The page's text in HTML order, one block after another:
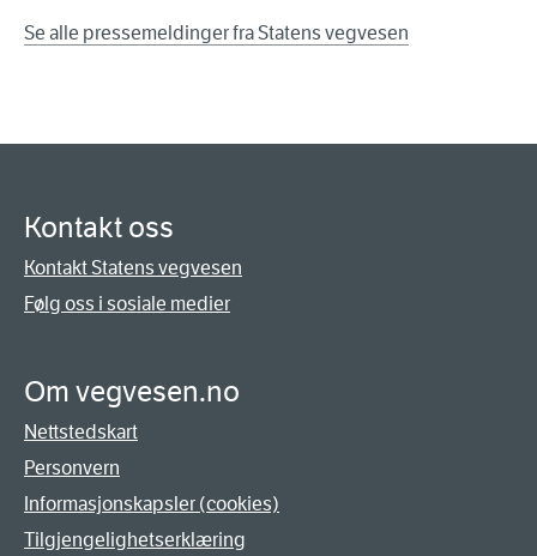
Se alle pressemeldinger fra Statens vegvesen
Kontakt oss
Kontakt Statens vegvesen
Følg oss i sosiale medier
Om vegvesen.no
Nettstedskart
Personvern
Informasjonskapsler (cookies)
Tilgjengelighetserklæring